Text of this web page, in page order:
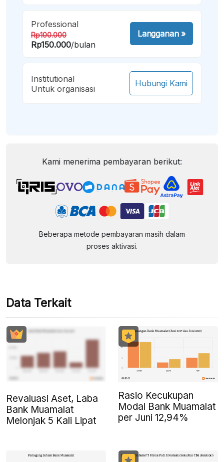
Professional
Rp100.000
Rp150.000/bulan
Langganan»
Institutional
Untuk organisasi
Hubungi Kami
Kami menerima pembayaran berikut:
Beberapa metode pembayaran masih dalam
proses aktivasi.
Data Terkait
Revaluasi Aset, Laba
Bank Muamalat
Melonjak 5 Kali Lipat
Rasio Kecukupan
Modal Bank Muamalat
per Juni 12,94%